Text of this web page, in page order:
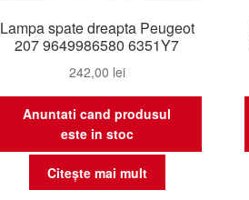
Lampa spate dreapta Peugeot
207 9649986580 6351Y7
242,00 lei
Anuntati cand produsul
este in stoc
Citește mai mult